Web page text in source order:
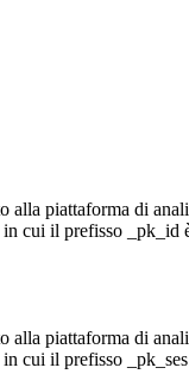
alla piattaforma di
cui il prefisso
alla piattaforma di
cui il prefisso